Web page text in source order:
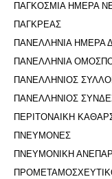
ΠΑΓΚΟΣΜΙΑ ΗΜΕΡΑ
ΠΑΓΚΡΕΑΣ
ΠΑΝΕΛΛΗΝΙΑ ΗΜΕΡΑ
ΠΑΝΕΛΛΗΝΙΑ
ΠΑΝΕΛΛΗΝΙΟΣ
ΠΑΝΕΛΛΗΝΙΟΣ
ΠΕΡΙΤΟΝΑΙΚΗ
ΠΝΕΥΜΟΝΕΣ
ΠΝΕΥΜΟΝΙΚΗ